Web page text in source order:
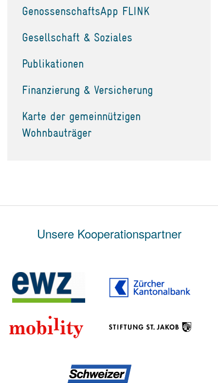
GenossenschaftsApp FLINK
Gesellschaft & Soziales
Publikationen
Finanzierung & Versicherung
Karte der gemeinnützigen
Wohnbauträger
Unsere Kooperationspartner